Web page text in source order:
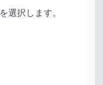
を選択します。